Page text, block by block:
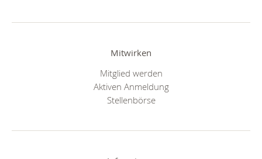
Mitwirken
Mitglied werden
Aktiven Anmeldung
Stellenbörse